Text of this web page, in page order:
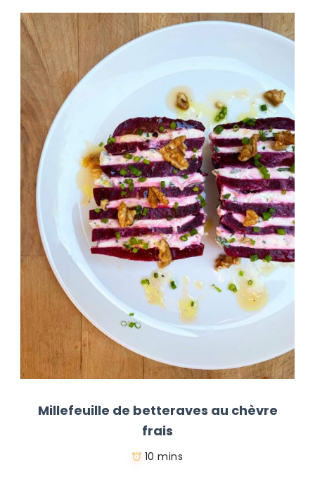
Millefeuille de betteraves au chèvre
frais
10 mins